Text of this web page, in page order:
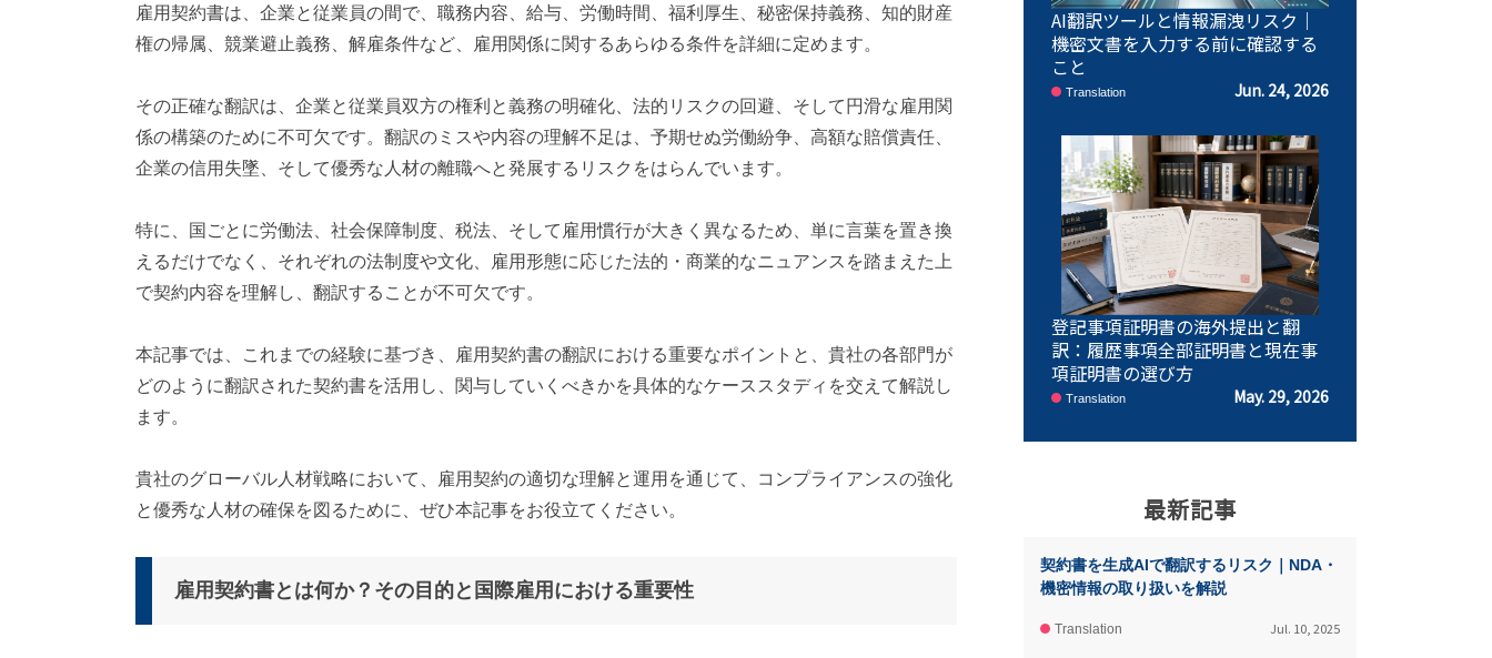
国
対
応
雇用契約書は、企業と従業員の間で、職務内容、給与、労働時間、福利厚生、秘密保持義務、知的財産
権の帰属、競業避止義務、解雇条件など、雇用関係に関するあらゆる条件を詳細に定めます。
その正確な翻訳は、企業と従業員双方の権利と義務の明確化、法的リスクの回避、そして円滑な雇用関
係の構築のために不可欠です。翻訳のミスや内容の理解不足は、予期せぬ労働紛争、高額な賠償責任、
企業の信用失墜、そして優秀な人材の離職へと発展するリスクをはらんでいます。
特に、国ごとに労働法、社会保障制度、税法、そして雇用慣行が大きく異なるため、単に言葉を置き換
えるだけでなく、それぞれの法制度や文化、雇用形態に応じた法的・商業的なニュアンスを踏まえた上
で契約内容を理解し、翻訳することが不可欠です。
本記事では、これまでの経験に基づき、雇用契約書の翻訳における重要なポイントと、貴社の各部門が
どのように翻訳された契約書を活用し、関与していくべきかを具体的なケーススタディを交えて解説し
ます。
貴社のグローバル人材戦略において、雇用契約の適切な理解と運用を通じて、コンプライアンスの強化
と優秀な人材の確保を図るために、ぜひ本記事をお役立てください。
雇用契約書とは何か？その目的と国際雇用における重要性
AI翻訳ツールと情報漏洩リスク｜
機密文書を入力する前に確認する
こと
Translation Jun. 24, 2026
登記事項証明書の海外提出と翻
訳：履歴事項全部証明書と現在事
項証明書の選び方
Translation May. 29, 2026
最新記事
契約書を生成AIで翻訳するリスク｜NDA・
機密情報の取り扱いを解説
Translation Jul. 10, 2025